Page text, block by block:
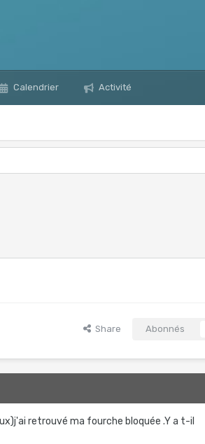
Calendrier Activité
Share Abonnés
retrouvé ma fourche bloquée .Y a t-il